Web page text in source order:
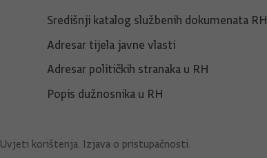
Središnji katalog službenih dokumenata RH
Adresar tijela javne vlasti
Adresar političkih stranaka u RH
Popis dužnosnika u RH
Uvjeti korištenja. Izjava o pristupačnosti.